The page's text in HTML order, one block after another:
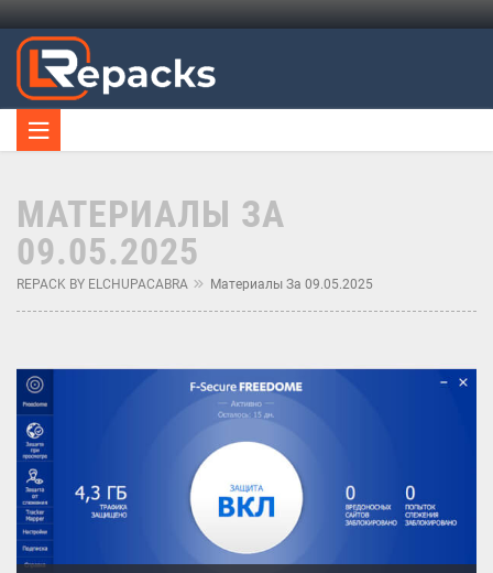
МАТЕРИАЛЫ ЗА
09.05.2025
REPACK BY ELCHUPACABRA Материалы За 09.05.2025